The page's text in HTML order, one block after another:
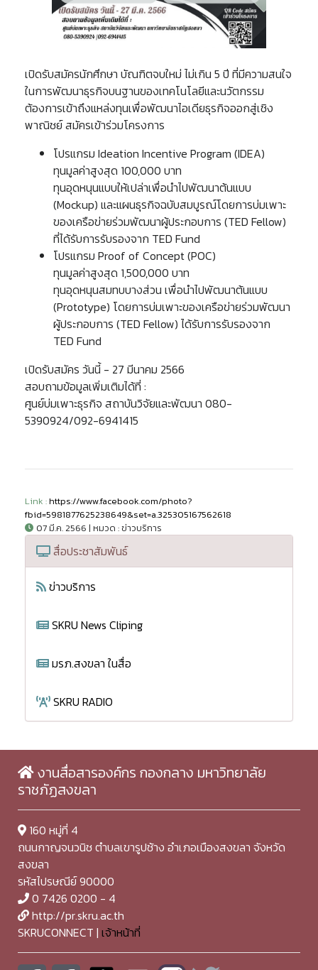
เปิดรับสมัครนักศึกษา บัณฑิตจบใหม่ ไม่เกิน 5 ปี ที่มีความสนใจ
ในการพัฒนาธุรกิจบนฐานของเทคโนโลยีและนวัตกรรม
ต้องการเข้าถึงแหล่งทุนเพื่อพัฒนาไอเดียธุรกิจออกสู่เชิง
พาณิชย์ สมัครเข้าร่วมโครงการ
โปรแกรม Ideation Incentive Program (IDEA)
ทุนมูลค่าสูงสุด 100,000 บาท
ทุนอุดหนุนแบบให้เปล่าเพื่อนำไปพัฒนาต้นแบบ
(Mockup) และแผนธุรกิจฉบับสมบูรณ์โดยการบ่มเพาะ
ของเครือข่ายร่วมพัฒนาผู้ประกอบการ (TED Fellow)
ที่ได้รับการรับรองจาก TED Fund
โปรแกรม Proof of Concept (POC)
ทุนมูลค่าสูงสุด 1,500,000 บาท
ทุนอุดหนุนสมทบบางส่วน เพื่อนำไปพัฒนาต้นแบบ
(Prototype) โดยการบ่มเพาะของเครือข่ายร่วมพัฒนา
ผู้ประกอบการ (TED Fellow) ได้รับการรับรองจาก
TED Fund
เปิดรับสมัคร วันนี้ - 27 มีนาคม 2566
สอบถามข้อมูลเพิ่มเติมได้ที่ :
ศูนย์บ่มเพาะธุรกิจ สถาบันวิจัยและพัฒนา 080-
5390924/092-6941415
Link :https://www.facebook.com/photo?
fbid=5981877625238649&set=a.325305167562618
07 มี.ค. 2566 | หมวด : ข่าวบริการ
สื่อประชาสัมพันธ์
ข่าวบริการ
SKRU News Cliping
มรภ.สงขลา ในสื่อ
SKRU RADIO
งานสื่อสารองค์กร กองกลาง มหาวิทยาลัย
ราชภัฏสงขลา
160 หมู่ที่ 4
ถนนกาญจนวนิช ตำบลเขารูปช้าง อำเภอเมืองสงขลา จังหวัด
สงขลา
รหัสไปรษณีย์ 90000
0 7426 0200 - 4
http://pr.skru.ac.th
SKRUCONNECT | เจ้าหน้าที่